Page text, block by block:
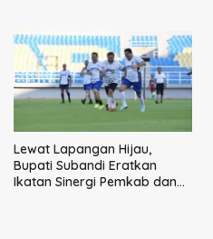
Lewat Lapangan Hijau,
Bupati Subandi Eratkan
Ikatan Sinergi Pemkab dan